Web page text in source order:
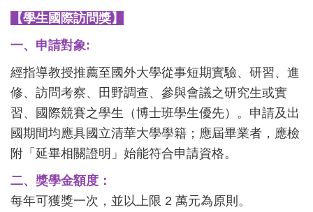
【學生國際訪問獎】
一、申請對象:
經指導教授推薦至國外大學從事短期實驗、研習、進
修、訪問考察、田野調查、參與會議之研究生或實
習、國際競賽之學生（博士班學生優先）。申請及出
國期間均應具國立清華大學學籍；應屆畢業者，應檢
附「延畢相關證明」始能符合申請資格。
二、獎學金額度：
每年可獲獎一次，並以上限 2 萬元為原則。